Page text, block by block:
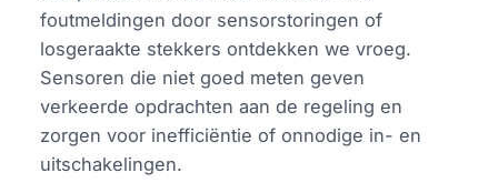
foutmeldingen door sensorstoringen of
losgeraakte stekkers ontdekken we vroeg.
Sensoren die niet goed meten geven
verkeerde opdrachten aan de regeling en
zorgen voor inefficiëntie of onnodige in- en
uitschakelingen.